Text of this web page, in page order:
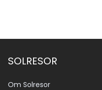
SOLRESOR
Om Solresor